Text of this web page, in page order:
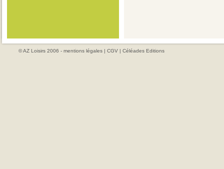
© AZ Loisirs 2006 - mentions légales | CGV | Céléades Editions